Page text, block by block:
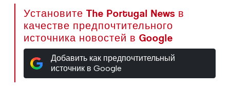
Установите The Portugal News в
качестве предпочтительного
источника новостей в Google
Добавить как предпочтительный
источник в Google